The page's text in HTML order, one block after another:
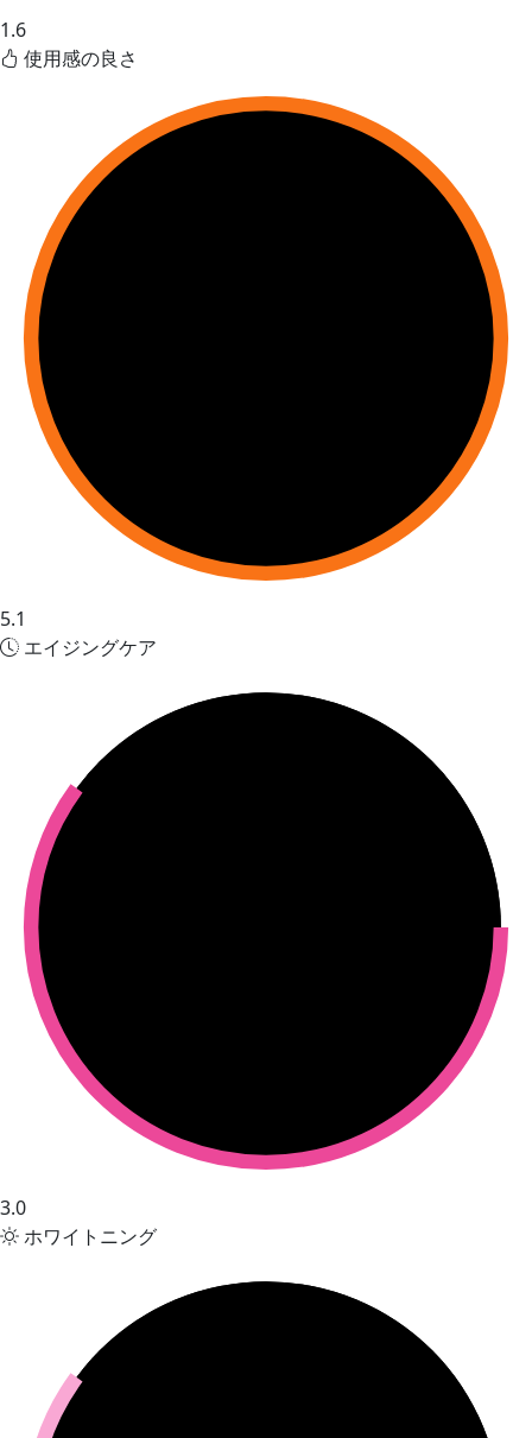
1.6
使用感の良さ
5.1
エイジングケア
3.0
ホワイトニング